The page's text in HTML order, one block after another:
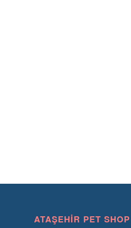
ATAŞEHIR PET SHOP